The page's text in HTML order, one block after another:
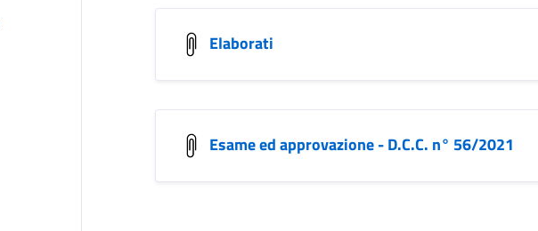
Elaborati
Esame ed approvazione - D.C.C. n° 56/2021